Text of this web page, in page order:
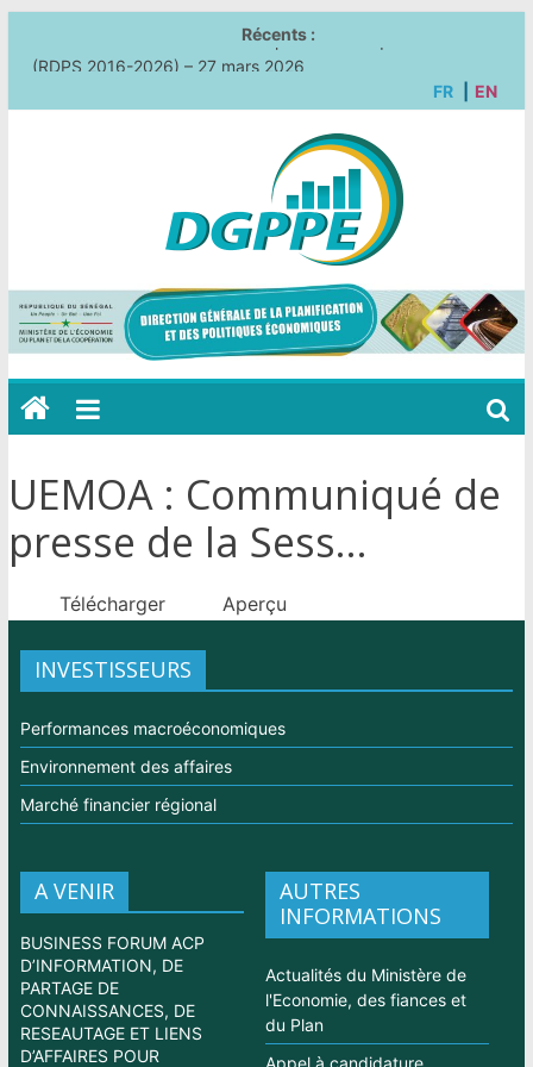
Récents :
Lancement de la Revue des Dépenses Publiques Sociales
(RDPS 2016-2026) – 27 mars 2026
Atelier de validation du rapport national de la RNV 2026
Atelier consultatif avec le Système des Nations unies (SNU) –
Stratégie nationale de sortie du Sénégal de la catégorie des
UCSPE et ONU Femmes : vers une consolidation stratégique
des indicateurs ODD pour la VNR 2026 – 04 mai 2026
Avancé et Power BI – 30 mars 2026
EN
FR
UEMOA : Communiqué de
presse de la Sess...
Télécharger Aperçu
INVESTISSEURS
Performances macroéconomiques
Environnement des affaires
Marché financier régional
A VENIR
BUSINESS FORUM ACP
D’INFORMATION, DE
PARTAGE DE
CONNAISSANCES, DE
RESEAUTAGE ET LIENS
D’AFFAIRES POUR
AUTRES
INFORMATIONS
Actualités du Ministère de
l'Economie, des fiances et
du Plan
Appel à candidature